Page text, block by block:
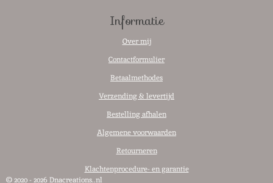
Informatie
Over mij
Contactformulier
Betaalmethodes
Verzending & levertijd
Bestelling afhalen
Algemene voorwaarden
Retourneren
Klachtenprocedure- en garantie
© 2020 - 2026 Dnacreations..nl